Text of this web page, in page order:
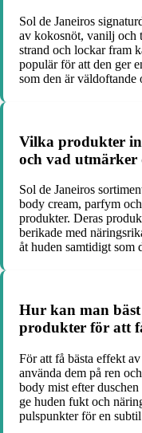
Sol de Janeiros
av kokosnöt, vanilj och
strand och lockar fram
populär för att den ger
som den är väldoftande
Vilka produkter
och vad utmärker
Sol de Janeiros
body cream, parfym
produkter. Deras
berikade med
åt huden samtidigt som
Hur kan man
produkter för att
För att få bästa effekt
använda dem på ren
body mist efter
ge huden fukt och
pulspunkter för en